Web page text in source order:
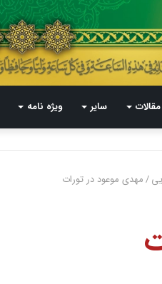
مقالات سایر ویژه نامه
/مهدی موعود در تورات